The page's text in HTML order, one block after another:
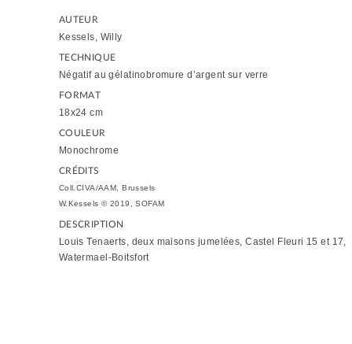
AUTEUR
Kessels, Willy
TECHNIQUE
Négatif au gélatinobromure d’argent sur verre
FORMAT
18x24 cm
COULEUR
Monochrome
CRÉDITS
Coll.CIVA/AAM, Brussels
W.Kessels © 2019, SOFAM
DESCRIPTION
Louis Tenaerts, deux maisons jumelées, Castel Fleuri 15 et 17,
Watermael-Boitsfort